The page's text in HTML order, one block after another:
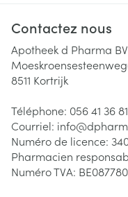
Contactez nous
Apotheek d Pharma
8511 Kortrijk
Téléphone: 056 41 36 81
Courriel: info@
Numéro de licence:
Pharmacien
Numéro TVA: